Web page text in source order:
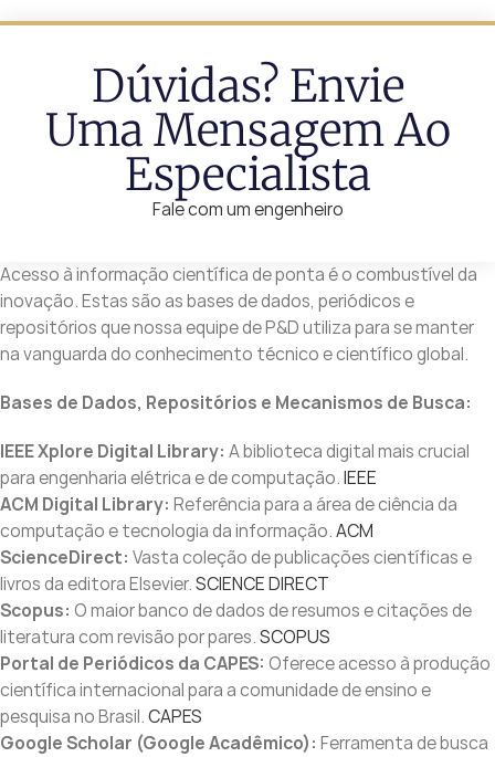
Dúvidas? Envie
Uma Mensagem Ao
Especialista
Fale com um engenheiro
Acesso à informação científica de ponta é o combustível da
inovação. Estas são as bases de dados, periódicos e
repositórios que nossa equipe de P&D utiliza para se manter
na vanguarda do conhecimento técnico e científico global.
Bases de Dados, Repositórios e Mecanismos de Busca:
IEEE Xplore Digital Library: A biblioteca digital mais crucial
para engenharia elétrica e de computação.IEEE
ACM Digital Library: Referência para a área de ciência da
computação e tecnologia da informação.ACM
ScienceDirect: Vasta coleção de publicações científicas e
livros da editora Elsevier.SCIENCE DIRECT
Scopus: O maior banco de dados de resumos e citações de
literatura com revisão por pares.SCOPUS
Portal de Periódicos da CAPES: Oferece acesso à produção
científica internacional para a comunidade de ensino e
pesquisa no Brasil.CAPES
Google Scholar (Google Acadêmico): Ferramenta de busca